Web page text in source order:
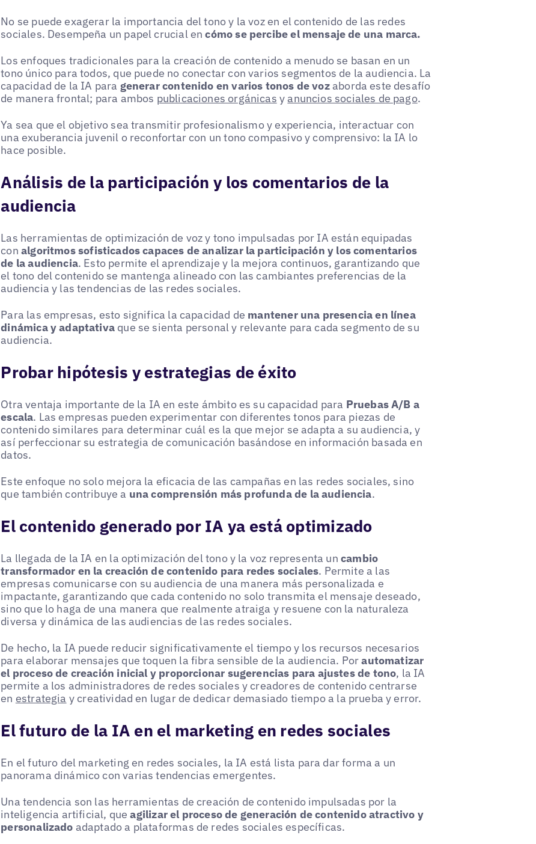
No se puede exagerar la importancia del tono y la voz en el contenido de las redes
sociales. Desempeña un papel crucial encómo se percibe el mensaje de una marca.
Los enfoques tradicionales para la creación de contenido a menudo se basan en un
tono único para todos, que puede no conectar con varios segmentos de la audiencia. La
capacidad de la IA para generar contenido en varios tonos de vozaborda este desafío
de manera frontal; para ambos publicaciones orgánicas yanuncios sociales de pago.
Ya sea que el objetivo sea transmitir profesionalismo y experiencia, interactuar con
una exuberancia juvenil o reconfortar con un tono compasivo y comprensivo: la IA lo
hace posible.
Análisis de la participación y los comentarios de la
audiencia
Las herramientas de optimización de voz y tono impulsadas por IA están equipadas
con algoritmos sofisticados capaces de analizar la participación y los comentarios
de la audiencia. Esto permite el aprendizaje y la mejora continuos, garantizando que
el tono del contenido se mantenga alineado con las cambiantes preferencias de la
audiencia y las tendencias de las redes sociales.
Para las empresas, esto significa la capacidad de mantener una presencia en línea
dinámica y adaptativa que se sienta personal y relevante para cada segmento de su
audiencia.
Probar hipótesis y estrategias de éxito
Otra ventaja importante de la IA en este ámbito es su capacidad para Pruebas A/B a
escala. Las empresas pueden experimentar con diferentes tonos para piezas de
contenido similares para determinar cuál es la que mejor se adapta a su audiencia, y
así perfeccionar su estrategia de comunicación basándose en información basada en
datos.
Este enfoque no solo mejora la eficacia de las campañas en las redes sociales, sino
que también contribuye a una comprensión más profunda de la audiencia.
El contenido generado por IA ya está optimizado
La llegada de la IA en la optimización del tono y la voz representa uncambio
transformador en la creación de contenido para redes sociales. Permite a las
empresas comunicarse con su audiencia de una manera más personalizada e
impactante, garantizando que cada contenido no solo transmita el mensaje deseado,
sino que lo haga de una manera que realmente atraiga y resuene con la naturaleza
diversa y dinámica de las audiencias de las redes sociales.
De hecho, la IA puede reducir significativamente el tiempo y los recursos necesarios
para elaborar mensajes que toquen la fibra sensible de la audiencia. Porautomatizar
el proceso de creación inicial y proporcionar sugerencias para ajustes de tono, la IA
permite a los administradores de redes sociales y creadores de contenido centrarse
en estrategia y creatividad en lugar de dedicar demasiado tiempo a la prueba y error.
El futuro de la IA en el marketing en redes sociales
En el futuro del marketing en redes sociales, la IA está lista para dar forma a un
panorama dinámico con varias tendencias emergentes.
Una tendencia son las herramientas de creación de contenido impulsadas por la
inteligencia artificial, queagilizar el proceso de generación de contenido atractivo y
personalizado adaptado a plataformas de redes sociales específicas.